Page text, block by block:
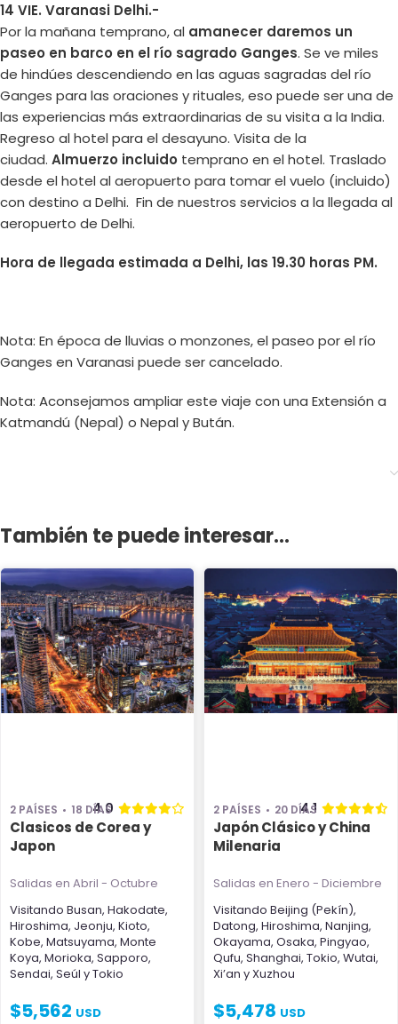
14 VIE. Varanasi Delhi.-
Por la mañana temprano, al amanecer daremos un
paseo en barco en el río sagrado Ganges. Se ve miles
de hindúes descendiendo en las aguas sagradas del río
Ganges para las oraciones y rituales, eso puede ser una de
las experiencias más extraordinarias de su visita a la India.
Regreso al hotel para el desayuno. Visita de la
ciudad. Almuerzo incluido temprano en el hotel. Traslado
desde el hotel al aeropuerto para tomar el vuelo (incluido)
con destino a Delhi. Fin de nuestros servicios a la llegada al
aeropuerto de Delhi.
Hora de llegada estimada a Delhi, las 19.30 horas PM.
Nota: En época de lluvias o monzones, el paseo por el río
Ganges en Varanasi puede ser cancelado.
Nota: Aconsejamos ampliar este viaje con una Extensión a
Katmandú (Nepal) o Nepal y Bután.
También te puede interesar...
2 PAÍSES 18 DÍAS
4.0
Clasicos de Corea y
Japon
Salidas en Abril - Octubre
Visitando Busan, Hakodate,
Hiroshima, Jeonju, Kioto,
Kobe, Matsuyama, Monte
Koya, Morioka, Sapporo,
Sendai, Seúl yTokio
$5,562 USD
2 PAÍSES 20 DÍAS
4.1
Japón Clásico y China
Milenaria
Salidas en Enero - Diciembre
Visitando Beijing (Pekín),
Datong, Hiroshima, Nanjing,
Okayama, Osaka, Pingyao,
Qufu, Shanghai, Tokio, Wutai,
Xi’an yXuzhou
$5,478 USD